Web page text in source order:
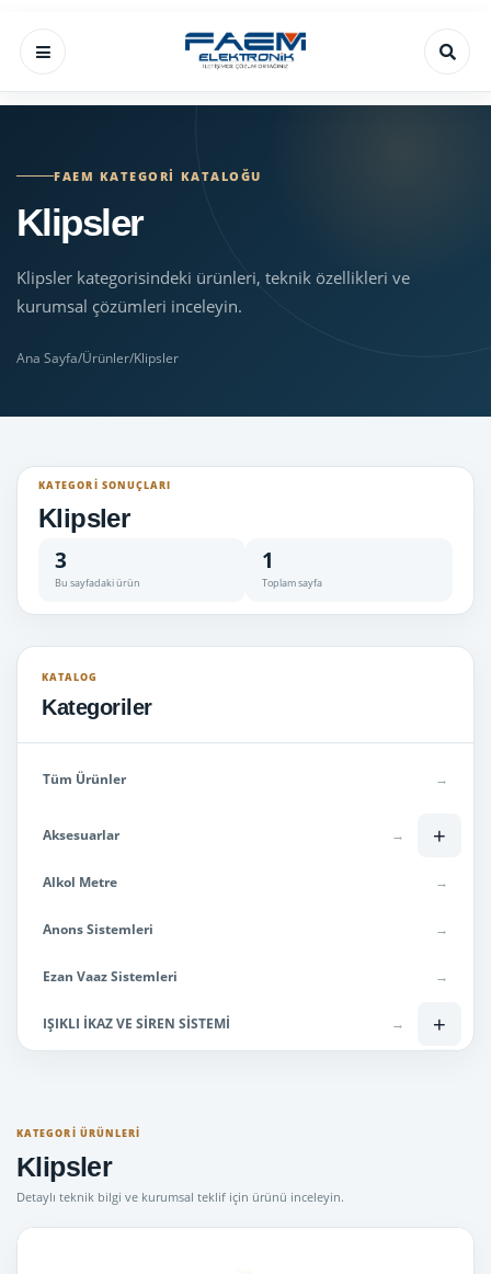
FAEM KATEGORI KATALOĞU
Klipsler
Klipsler kategorisindeki ürünleri, teknik özellikleri ve
kurumsal çözümleri inceleyin.
Ana Sayfa/Ürünler/Klipsler
KATEGORI SONUÇLARI
Klipsler
3
Bu sayfadaki ürün
1
Toplam sayfa
KATALOG
Kategoriler
Tüm Ürünler →
Aksesuarlar → +
Alkol Metre →
Anons Sistemleri →
Ezan Vaaz Sistemleri →
IŞIKLI İKAZ VE SİREN SİSTEMİ → +
Mini Tepe Lambaları
KATEGORI ÜRÜNLERI
Klipsler
Detaylı teknik bilgi ve kurumsal teklif için ürünü inceleyin.